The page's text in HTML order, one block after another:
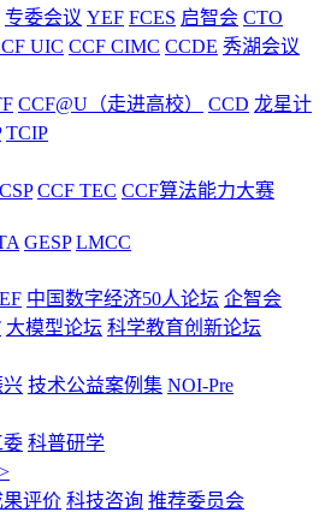
专委会议 YEF FCES 启智会 CTO
UIC CCF CIMC CCDE 秀湖会议
CCF@U（走进高校） CCD 龙星计
TCIP
CCF TEC CCF算法能力大赛
GESP LMCC
中国数字经济50人论坛 企智会
大模型论坛 科学教育创新论坛
兴 技术公益案例集 NOI-Pre
委 科普研学
>
评价 科技咨询 推荐委员会